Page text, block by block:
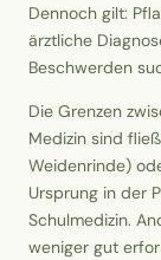
Suche
Erntekorb
Blüten-
Dennoch gilt:
ärztliche
Beschwerden
Die Grenzen
Medizin sind
Weidenrinde)
Ursprung in der
Schulmedizin.
weniger gut